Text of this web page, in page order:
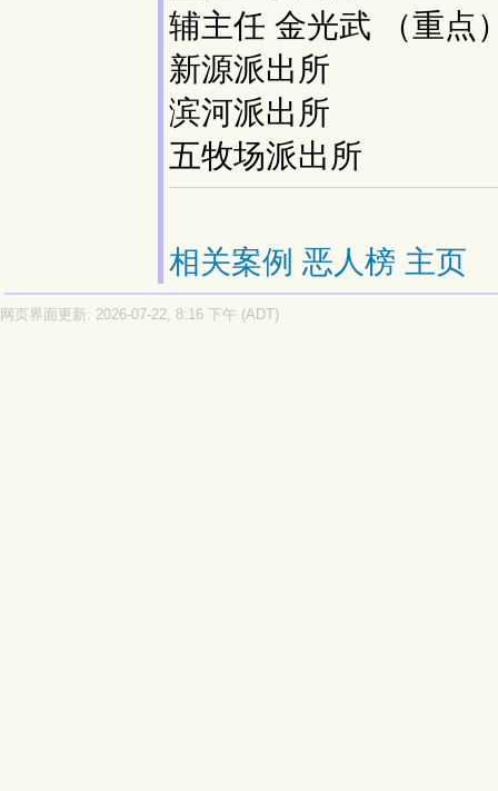
辅主任 金光武 （重
新源派出所
滨河派出所
五牧场派出所
相关案例 恶人榜 主页
网页界面更新: 2026-07-22, 8:16 下午 (ADT)